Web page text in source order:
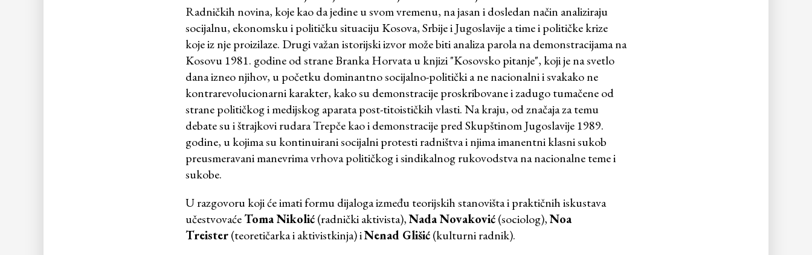
Radničkih novina, koje kao da jedine u svom vremenu, na jasan i dosledan način analiziraju
socijalnu, ekonomsku i političku situaciju Kosova, Srbije i Jugoslavije a time i političke krize
koje iz nje proizilaze. Drugi važan istorijski izvor može biti analiza parola na demonstracijama na
Kosovu 1981. godine od strane Branka Horvata u knjizi "Kosovsko pitanje", koji je na svetlo
dana izneo njihov, u početku dominantno socijalno-politički a ne nacionalni i svakako ne
kontrarevolucionarni karakter, kako su demonstracije proskribovane i zadugo tumačene od
strane političkog i medijskog aparata post-titoističkih vlasti. Na kraju, od značaja za temu
debate su i štrajkovi rudara Trepče kao i demonstracije pred Skupštinom Jugoslavije 1989.
godine, u kojima su kontinuirani socijalni protesti radništva i njima imanentni klasni sukob
preusmeravani manevrima vrhova političkog i sindikalnog rukovodstva na nacionalne teme i
sukobe.
U razgovoru koji će imati formu dijaloga između teorijskih stanovišta i praktičnih iskustava
učestvovaćeToma Nikolić(radnički aktivista),Nada Novaković(sociolog),Noa
Treister(teoretičarka i aktivistkinja) iNenad Glišić(kulturni radnik).